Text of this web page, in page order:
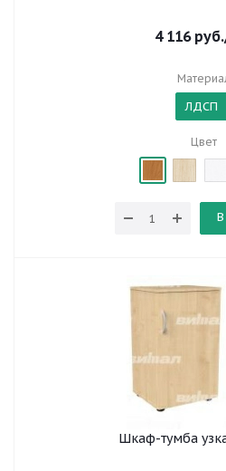
4 116руб.
ЛДСП
Цвет
Шкаф-тумба